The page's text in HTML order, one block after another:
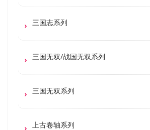
三国志系列
三国无双/战国无双系列
三国无双系列
上古卷轴系列